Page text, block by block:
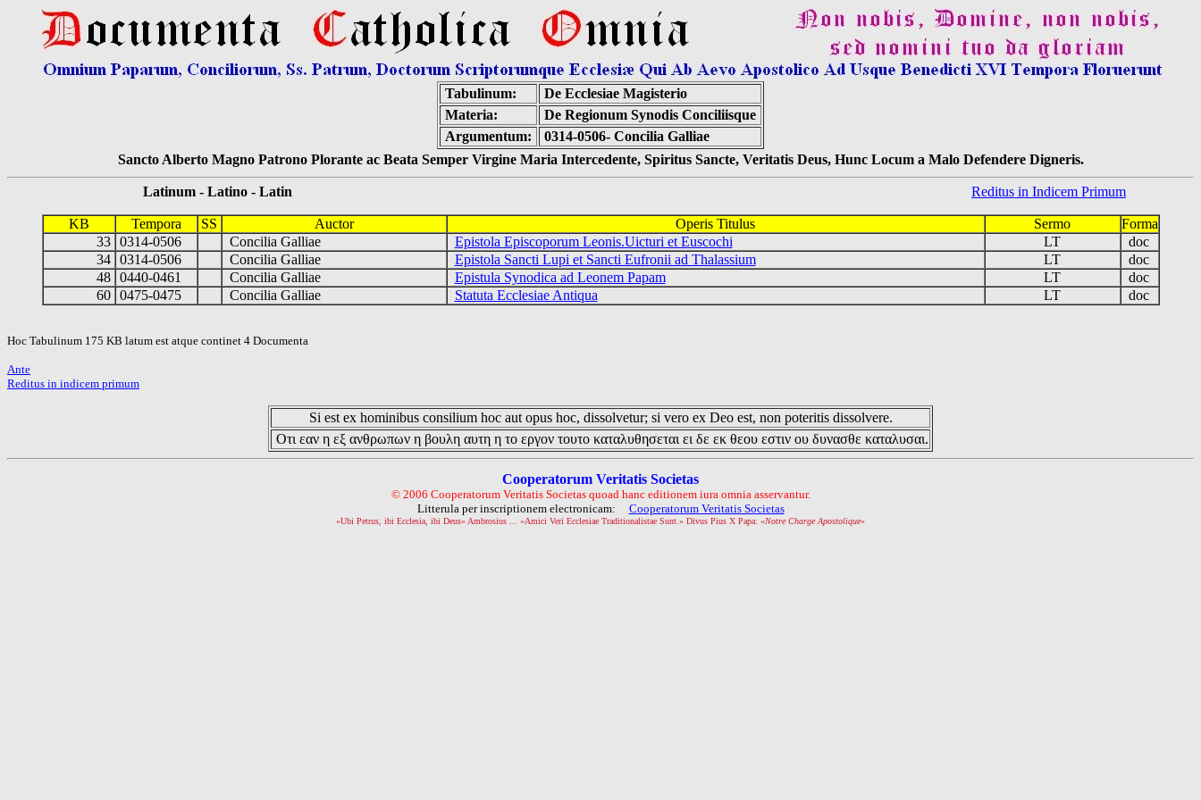
Tabulinum:
De Ecclesiae Magisterio
Materia:
De Regionum Synodis Conciliisque
Argumentum:
0314-0506- Concilia Galliae
Sancto Alberto Magno Patrono Plorante ac Beata Semper Virgine Maria Intercedente, Spiritus Sancte, Veritatis Deus, Hunc Locum a Malo Defendere Digneris.
Latinum - Latino - Latin Reditus in Indicem Primum
KB Tempora SS Auctor Operis Titulus Sermo
Forma
33 0314-0506 Concilia Galliae Epistola Episcoporum Leonis.Uicturi et Euscochi LT
doc
34 0314-0506 Concilia Galliae Epistola Sancti Lupi et Sancti Eufronii ad Thalassium LT
doc
48 0440-0461 Concilia Galliae Epistula Synodica ad Leonem Papam LT
doc
60 0475-0475 Concilia Galliae Statuta Ecclesiae Antiqua LT doc
Hoc Tabulinum 175 KB latum est atque continet 4 Documenta
Ante
Reditus in indicem primum
Si est ex hominibus consilium hoc aut opus hoc, dissolvetur; si vero ex Deo est, non poteritis dissolvere.
Οτι εαν η εξ ανθρωπων η βουλη αυτη η το εργον τουτο καταλυθησεται ει δε εκ θεου εστιν ου δυνασθε καταλυσαι.
Cooperatorum Veritatis Societas
© 2006 Cooperatorum Veritatis Societas quoad hanc editionem iura omnia asservantur.
Litterula per inscriptionem electronicam: Cooperatorum Veritatis Societas
«Ubi Petrus, ibi Ecclesia, ibi Deus» Ambrosius ... «Amici Veri Ecclesiae Traditionalistae Sunt.» Divus Pius X Papa: «Notre Charge Apostolique»